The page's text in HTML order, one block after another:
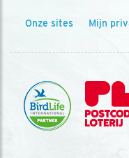
Onze sites Mijn